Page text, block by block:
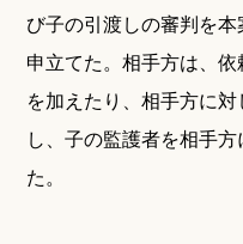
び子の引渡しの審判を
申立てた。相手方は、
を加えたり、相手方に
し、子の監護者を相手
た。